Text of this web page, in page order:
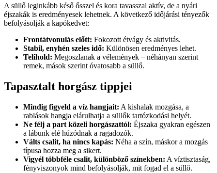
A süllő leginkább késő ősszel és kora tavasszal aktív, de a nyári
éjszakák is eredményesek lehetnek. A következő időjárási tényezők
befolyásolják a kapókedvet:
Frontátvonulás előtt: Fokozott étvágy és aktivitás.
Stabil, enyhén szeles idő: Különösen eredményes lehet.
Telihold: Megoszlanak a vélemények – néhányan szerint
remek, mások szerint óvatosabb a süllő.
Tapasztalt horgász tippjei
Mindig figyeld a víz hangjait: A kishalak mozgása, a
rablások hangja elárulhatja a süllők tartózkodási helyét.
Ne félj a part közeli horgászattól: Éjszaka gyakran egészen
a lábunk elé húzódnak a ragadozók.
Válts csalit, ha nincs kapás: Néha a szín, máskor a mozgás
típusa hozza meg a sikert.
Vigyél többféle csalit, különböző színekben: A víztisztaság,
fényviszonyok mind befolyásolják, mit fogad el a süllő.